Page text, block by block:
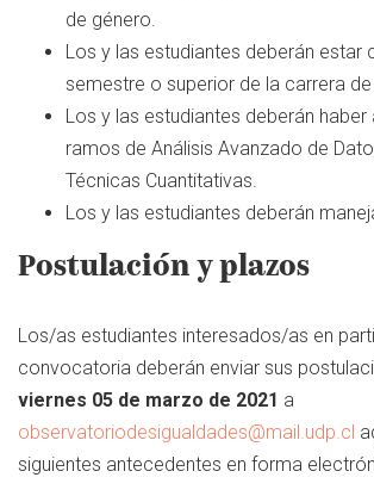
de género.
Los y las estudiantes deberán estar
semestre o superior de la carrera
Los y las estudiantes deberán
ramos de Análisis Avanzado de
Técnicas Cuantitativas.
Los y las estudiantes deberán
Postulación y plazos
Los/as estudiantes interesados/as en
convocatoria deberán enviar sus
viernes 05 de marzo de 2021 a
observatoriodesigualdades@mail.udp.cl
siguientes antecedentes en forma